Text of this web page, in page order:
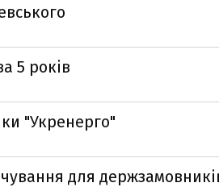
5 років
"Укренерго"
для